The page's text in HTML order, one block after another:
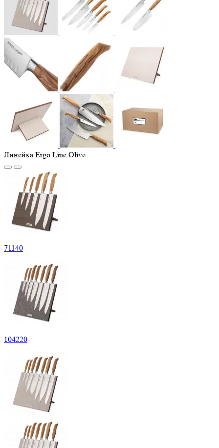
Линейка Ergo Line Olive
71140
104220